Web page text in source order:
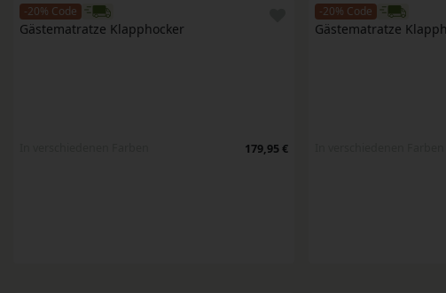
-20% Code
Gästematratze Klapphocker
179,95 €
-20% Code
Gästematratze